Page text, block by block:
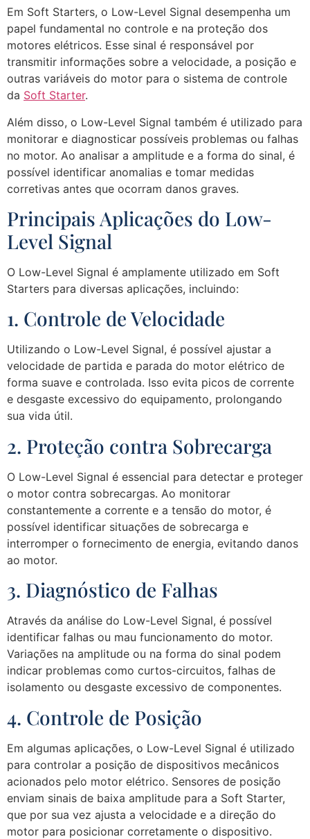
Em Soft Starters, o Low-Level Signal desempenha um
papel fundamental no controle e na proteção dos
motores elétricos. Esse sinal é responsável por
transmitir informações sobre a velocidade, a posição e
outras variáveis ​​do motor para o sistema de controle
da Soft Starter.
Além disso, o Low-Level Signal também é utilizado para
monitorar e diagnosticar possíveis problemas ou falhas
no motor. Ao analisar a amplitude e a forma do sinal, é
possível identificar anomalias e tomar medidas
corretivas antes que ocorram danos graves.
Principais Aplicações do Low-
Level Signal
O Low-Level Signal é amplamente utilizado em Soft
Starters para diversas aplicações, incluindo:
1. Controle de Velocidade
Utilizando o Low-Level Signal, é possível ajustar a
velocidade de partida e parada do motor elétrico de
forma suave e controlada. Isso evita picos de corrente
e desgaste excessivo do equipamento, prolongando
sua vida útil.
2. Proteção contra Sobrecarga
O Low-Level Signal é essencial para detectar e proteger
o motor contra sobrecargas. Ao monitorar
constantemente a corrente e a tensão do motor, é
possível identificar situações de sobrecarga e
interromper o fornecimento de energia, evitando danos
ao motor.
3. Diagnóstico de Falhas
Através da análise do Low-Level Signal, é possível
identificar falhas ou mau funcionamento do motor.
Variações na amplitude ou na forma do sinal podem
indicar problemas como curtos-circuitos, falhas de
isolamento ou desgaste excessivo de componentes.
4. Controle de Posição
Em algumas aplicações, o Low-Level Signal é utilizado
para controlar a posição de dispositivos mecânicos
acionados pelo motor elétrico. Sensores de posição
enviam sinais de baixa amplitude para a Soft Starter,
que por sua vez ajusta a velocidade e a direção do
motor para posicionar corretamente o dispositivo.